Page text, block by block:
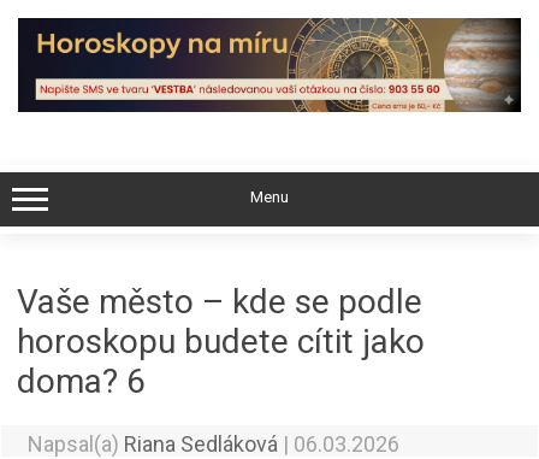
Skip
content
Menu
Vaše město – kde se podle
horoskopu budete cítit jako
doma? 6
Napsal(a) Riana Sedláková | 06.03.2026